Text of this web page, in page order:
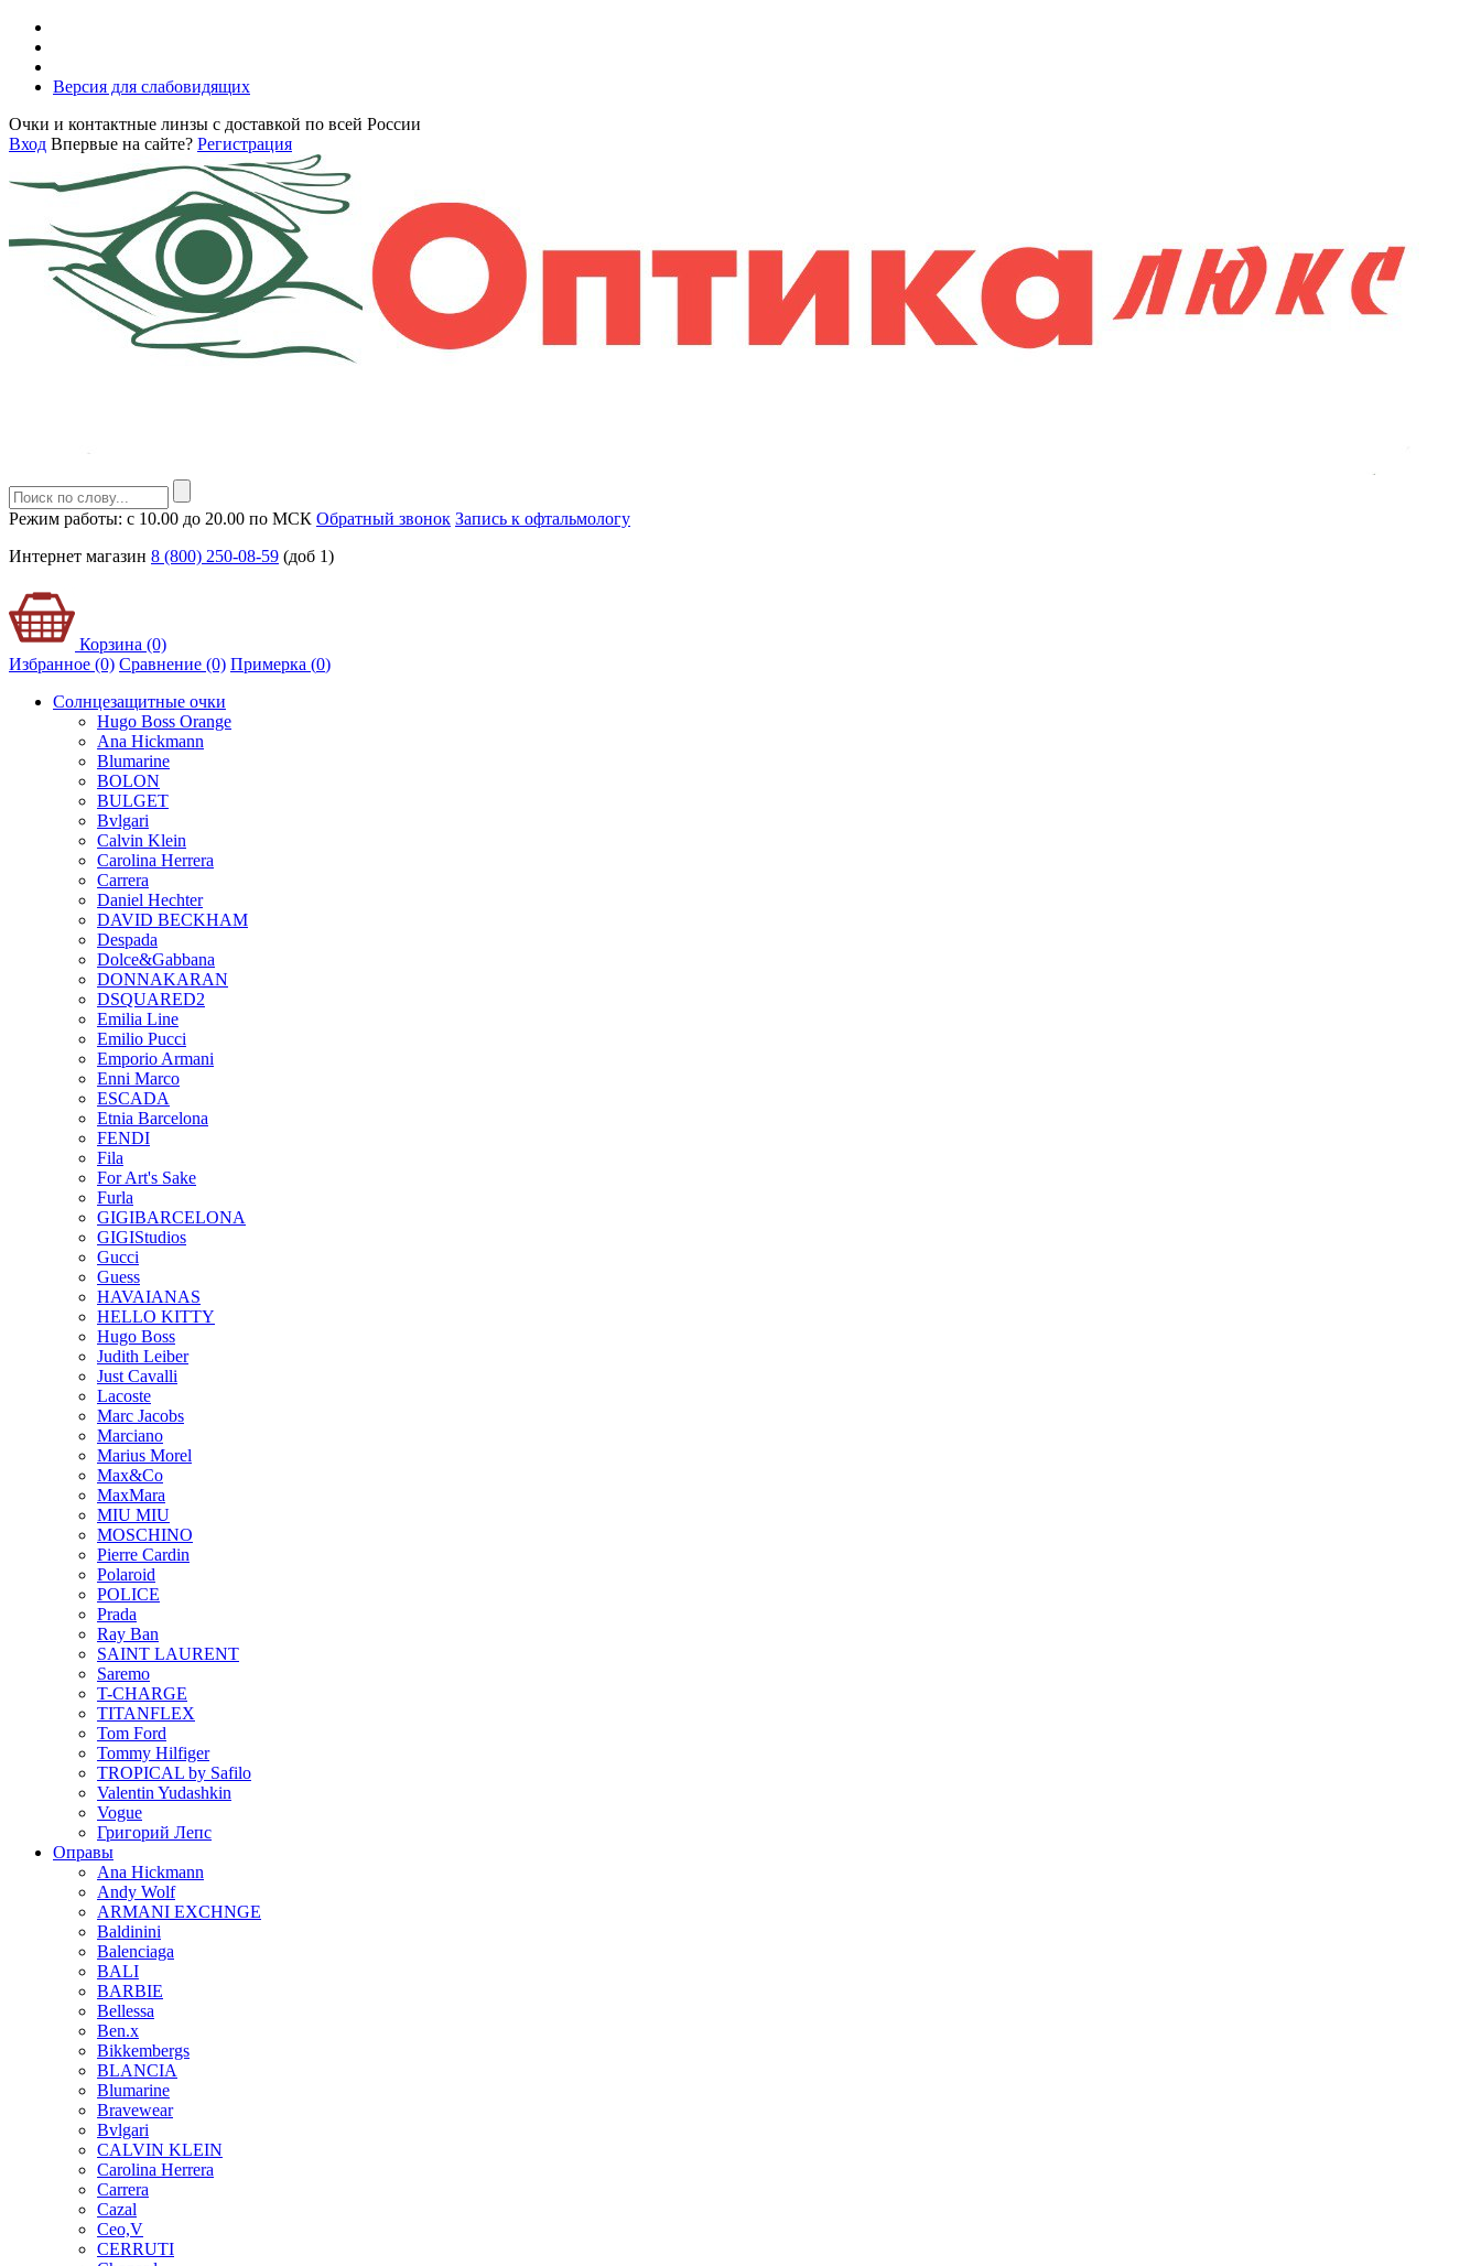
Версия для слабовидящих
Очки и контактные линзы с доставкой по всей России
Вход Впервые на сайте? Регистрация
Режим работы: с 10.00 до 20.00 по МСК Обратный звонок Запись к офтальмологу
Интернет магазин 8 (800) 250-08-59 (доб 1)
Корзина (0)
Избранное (0) Сравнение (0) Примерка (0)
Солнцезащитные очки
Hugo Boss Orange
Ana Hickmann
Blumarine
BOLON
BULGET
Bvlgari
Calvin Klein
Carolina Herrera
Carrera
Daniel Hechter
DAVID BECKHAM
Despada
Dolce&Gabbana
DONNAKARAN
DSQUARED2
Emilia Line
Emilio Pucci
Emporio Armani
Enni Marco
ESCADA
Etnia Barcelona
FENDI
Fila
For Art's Sake
Furla
GIGIBARCELONA
GIGIStudios
Gucci
Guess
HAVAIANAS
HELLO KITTY
Hugo Boss
Judith Leiber
Just Cavalli
Lacoste
Marc Jacobs
Marciano
Marius Morel
Max&Co
MaxMara
MIU MIU
MOSCHINO
Pierre Cardin
Polaroid
POLICE
Prada
Ray Ban
SAINT LAURENT
Saremo
T-CHARGE
TITANFLEX
Tom Ford
Tommy Hilfiger
TROPICAL by Safilo
Valentin Yudashkin
Vogue
Григорий Лепс
Оправы
Ana Hickmann
Andy Wolf
ARMANI EXCHNGE
Baldinini
Balenciaga
BALI
BARBIE
Bellessa
Ben.x
Bikkembergs
BLANCIA
Blumarine
Bravewear
Bvlgari
CALVIN KLEIN
Carolina Herrera
Carrera
Cazal
Ceo,V
CERRUTI